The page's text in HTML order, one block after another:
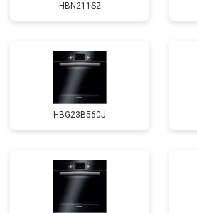
HBN211S2
HBG23B560J